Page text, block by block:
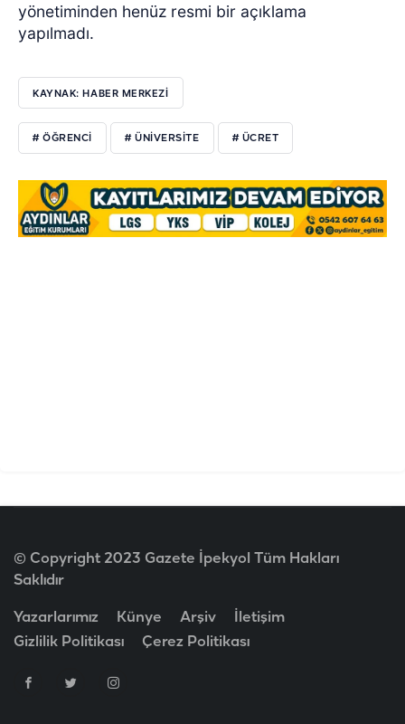
yönetiminden henüz resmi bir açıklama
yapılmadı.
KAYNAK: HABER MERKEZİ
# ÖĞRENCI # ÜNIVERSITE # ÜCRET
© Copyright 2023 Gazete İpekyol Tüm Hakları
Saklıdır
Yazarlarımız Künye Arşiv
İletişim
Gizlilik Politikası
Çerez Politikası